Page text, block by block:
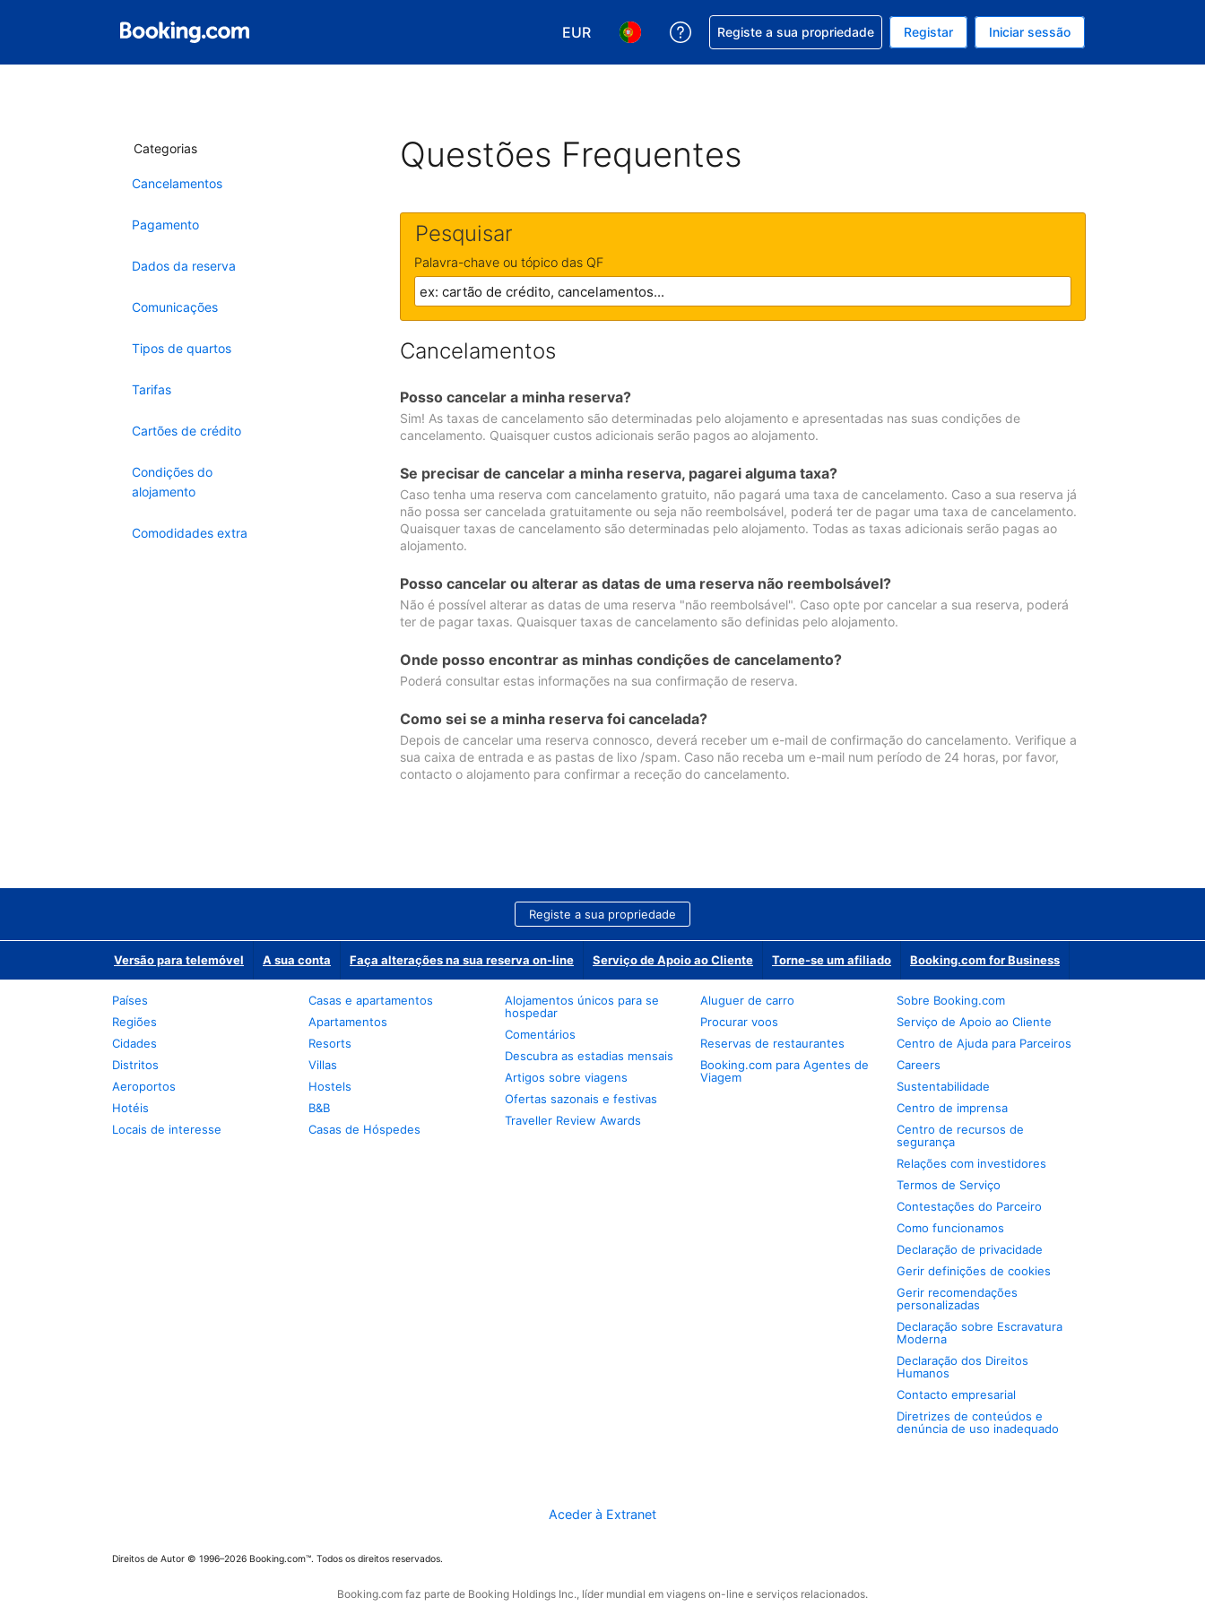
EUR
Escolha a sua moeda. A sua moeda atual é EUR
Escolha o seu idioma. O seu idioma atual é Português
Obtenha ajuda com a sua reserva
Registe a sua propriedade Registar Iniciar sessão
Categorias
Cancelamentos
Pagamento
Dados da reserva
Comunicações
Tipos de quartos
Tarifas
Cartões de crédito
Condições do
alojamento
Comodidades extra
Questões Frequentes
Pesquisar
Palavra-chave ou tópico das QF
Cancelamentos
Posso cancelar a minha reserva?
Sim! As taxas de cancelamento são determinadas pelo alojamento e apresentadas nas suas condições de
cancelamento. Quaisquer custos adicionais serão pagos ao alojamento.
Se precisar de cancelar a minha reserva, pagarei alguma taxa?
Caso tenha uma reserva com cancelamento gratuito, não pagará uma taxa de cancelamento. Caso a sua reserva já
não possa ser cancelada gratuitamente ou seja não reembolsável, poderá ter de pagar uma taxa de cancelamento.
Quaisquer taxas de cancelamento são determinadas pelo alojamento. Todas as taxas adicionais serão pagas ao
alojamento.
Posso cancelar ou alterar as datas de uma reserva não reembolsável?
Não é possível alterar as datas de uma reserva "não reembolsável". Caso opte por cancelar a sua reserva, poderá
ter de pagar taxas. Quaisquer taxas de cancelamento são definidas pelo alojamento.
Onde posso encontrar as minhas condições de cancelamento?
Poderá consultar estas informações na sua confirmação de reserva.
Como sei se a minha reserva foi cancelada?
Depois de cancelar uma reserva connosco, deverá receber um e-mail de confirmação do cancelamento. Verifique a
sua caixa de entrada e as pastas de lixo /spam. Caso não receba um e-mail num período de 24 horas, por favor,
contacto o alojamento para confirmar a receção do cancelamento.
Registe a sua propriedade
Versão para telemóvel A sua conta Faça alterações na sua reserva on-line Serviço de Apoio ao Cliente Torne-se um afiliado Booking.com for Business
Países
Regiões
Cidades
Distritos
Aeroportos
Hotéis
Locais de interesse
Casas e apartamentos
Apartamentos
Resorts
Villas
Hostels
B&B
Casas de Hóspedes
Alojamentos únicos para se
hospedar
Comentários
Descubra as estadias mensais
Artigos sobre viagens
Ofertas sazonais e festivas
Traveller Review Awards
Aluguer de carro
Procurar voos
Reservas de restaurantes
Booking.com para Agentes de
Viagem
Sobre Booking.com
Serviço de Apoio ao Cliente
Centro de Ajuda para Parceiros
Careers
Sustentabilidade
Centro de imprensa
Centro de recursos de
segurança
Relações com investidores
Termos de Serviço
Contestações do Parceiro
Como funcionamos
Declaração de privacidade
Gerir definições de cookies
Gerir recomendações
personalizadas
Declaração sobre Escravatura
Moderna
Declaração dos Direitos
Humanos
Contacto empresarial
Diretrizes de conteúdos e
denúncia de uso inadequado
Aceder à Extranet
Direitos de Autor © 1996–2026 Booking.com™. Todos os direitos reservados.
Booking.com faz parte de Booking Holdings Inc., líder mundial em viagens on-line e serviços relacionados.